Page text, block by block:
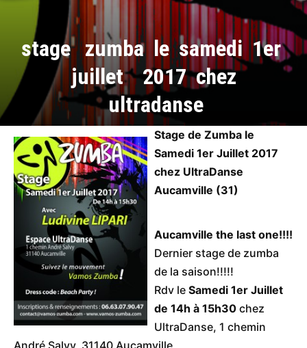
stage zumba le samedi 1er
juillet 2017 chez
ultradanse
Stage de Zumba le
Samedi 1er Juillet 2017
chez UltraDanse
Aucamville (31)
Aucamville the last one!!!!
Dernier stage de zumba
de la saison!!!!!
Rdv le Samedi 1er Juillet
de 14h à 15h30 chez
UltraDanse, 1 chemin